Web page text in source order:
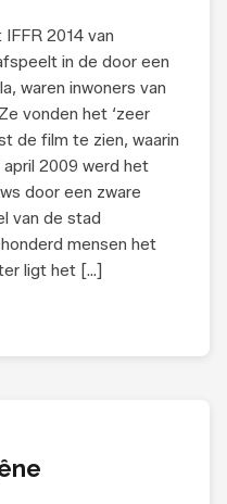
2014 van
in de door een
waren inwoners van
vonden het ‘zeer
de film te zien, waarin
2009 werd het
door een zware
van de stad
mensen het
ligt het […]